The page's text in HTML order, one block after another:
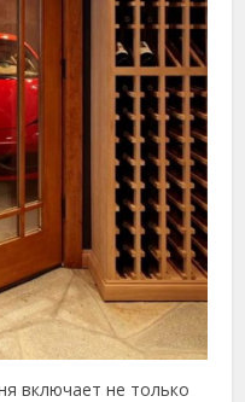
включает не только